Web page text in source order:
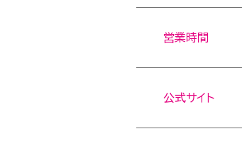
営業時間
公式サイト